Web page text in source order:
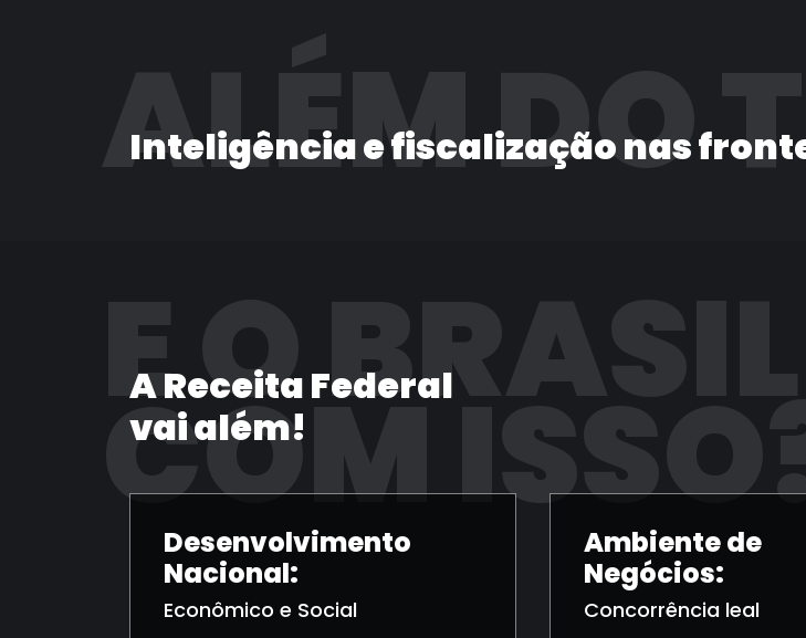
ALÉM DO
Inteligência e fiscalização nas
E O BRASIL
COM
A Receita Federal
vai além!
Desenvolvimento
Nacional:
Econômico e Social
Ambiente de
Negócios:
Concorrência leal